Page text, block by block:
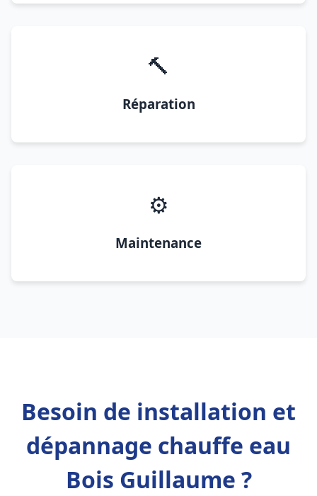
🔨
Réparation
⚙️
Maintenance
Besoin de installation et
dépannage chauffe eau
Bois Guillaume ?